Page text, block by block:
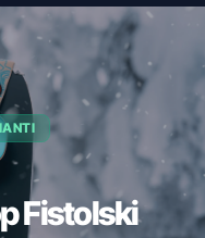
Fistolski